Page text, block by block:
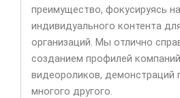
преимущество, фокусируясь
индивидуального контента
организаций. Мы отлично
созданием профилей
видеороликов, демонстраций
многого другого.